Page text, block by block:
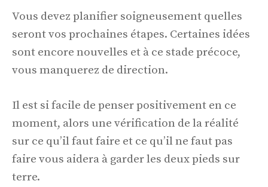
Vous devez planifier soigneusement quelles
seront vos prochaines étapes. Certaines idées
sont encore nouvelles et à ce stade précoce,
vous manquerez de direction.
Il est si facile de penser positivement en ce
moment, alors une vérification de la réalité
sur ce qu’il faut faire et ce qu’il ne faut pas
faire vous aidera à garder les deux pieds sur
terre.